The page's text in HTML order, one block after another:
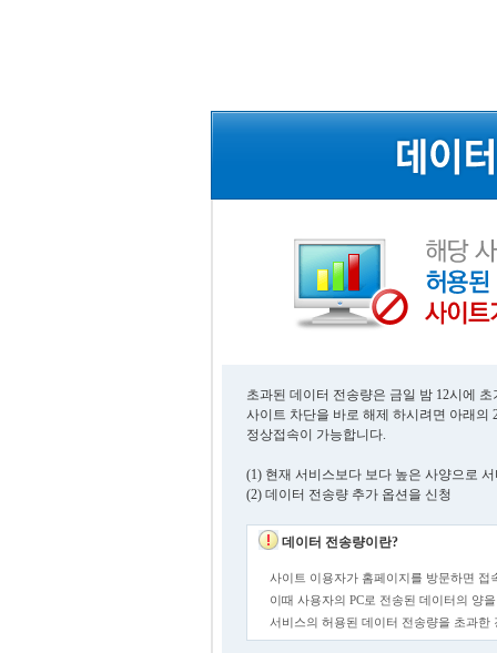
초과된 데이터 전송량은 금일 밤 12시에
사이트 차단을 바로 해제 하시려면 아래의
정상접속이 가능합니다.
(1) 현재 서비스보다 보다 높은 사양으로
(2) 데이터 전송량 추가 옵션을 신청
데이터 전송량이란?
사이트 이용자가 홈페이지를 방문하면 접
이때 사용자의 PC로 전송된 데이터의 양
서비스의 허용된 데이터 전송량을 초과